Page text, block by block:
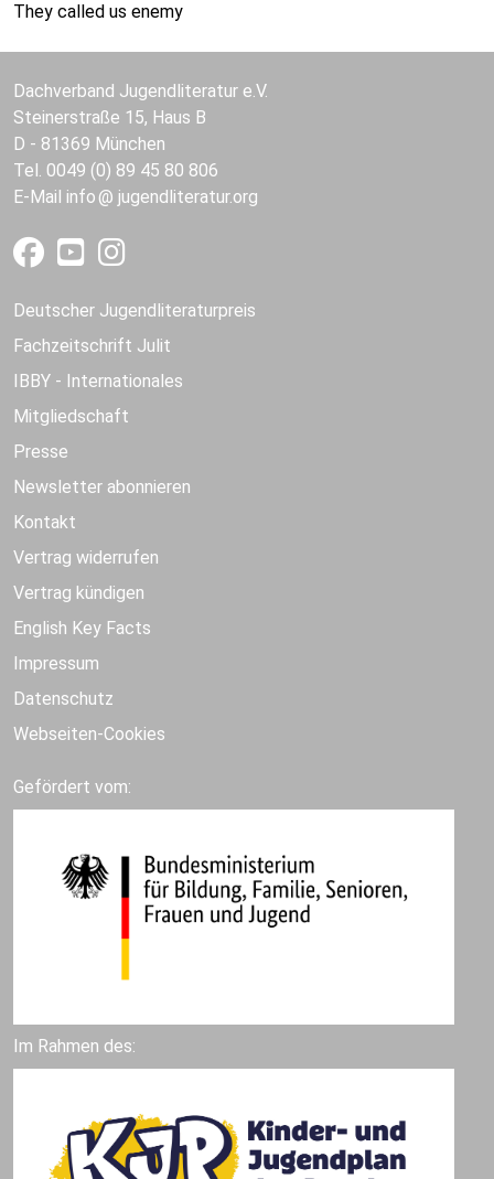
They called us enemy
Dachverband Jugendliteratur e.V.
Steinerstraße 15, Haus B
D - 81369 München
Tel. 0049 (0) 89 45 80 806
E-Mail info jugendliteratur.org
Deutscher Jugendliteraturpreis
Fachzeitschrift Julit
IBBY - Internationales
Mitgliedschaft
Presse
Newsletter abonnieren
Kontakt
Vertrag widerrufen
Vertrag kündigen
English Key Facts
Impressum
Datenschutz
Webseiten-Cookies
Gefördert vom:
Im Rahmen des: